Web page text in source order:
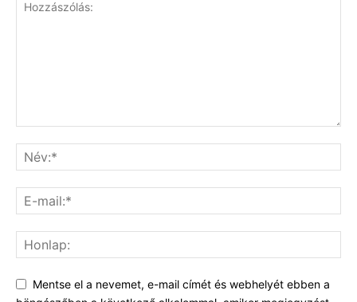
Mentse el a nevemet, e-mail címét és webhelyét ebben a